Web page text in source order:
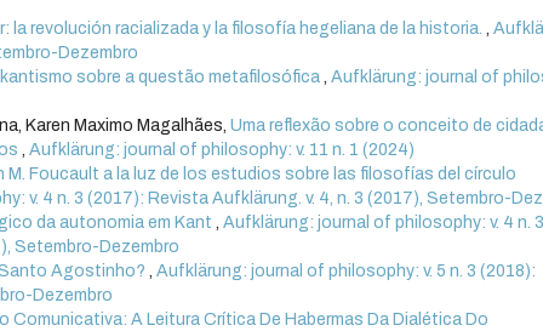
la revolución racializada y la filosofía hegeliana de la historia.,
Dezembro
sobre a questão metafilosófica,Aufklärung: journal of
Karen Maximo Magalhães,Uma reflexão sobre o conceito de
,Aufklärung: journal of philosophy: v. 11 n. 1 (2024)
M. Foucault a la luz de los estudios sobre las filosofías del círculo
v. 4 n. 3 (2017): Revista Aufklärung. v. 4, n. 3 (2017), Setembro-
da autonomia em Kant,Aufklärung: journal of philosophy: v. 4 n.
Setembro-Dezembro
Santo Agostinho?,Aufklärung: journal of philosophy: v. 5 n. 3 (2018):
Dezembro
Comunicativa: A Leitura Crítica De Habermas Da Dialética Do